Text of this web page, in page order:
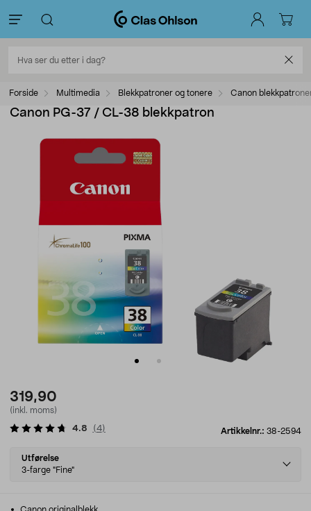
Forside Multimedia Blekkpatroner og tonere Canon
Canon PG-37 / CL-38 blekkpatron
319,90
(inkl. moms)
Artikkelnr.: 38-2594
4.8 (4)
Select
variant
Utførelse
3-farge "Fine"